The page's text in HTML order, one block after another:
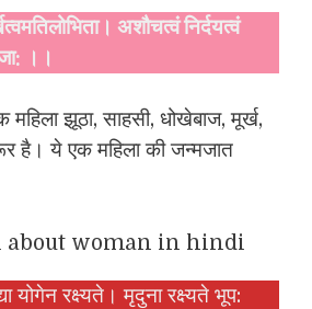
अशौचत्वं निर्दयत्वं
।।
महिला झूठा, साहसी, धोखेबाज, मूर्ख,
है। ये एक महिला की जन्मजात
about woman in hindi
योगेन रक्ष्यते। मृदुना रक्ष्यते भूप: